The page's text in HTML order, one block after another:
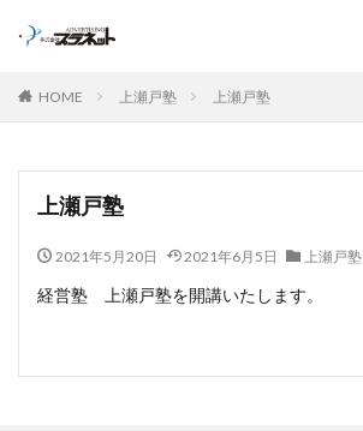
HOME 上瀬戸塾 上瀬戸塾
上瀬戸塾
2021年5月20日 2021年6月5日 上瀬戸塾
経営塾 上瀬戸塾を開講いたします。